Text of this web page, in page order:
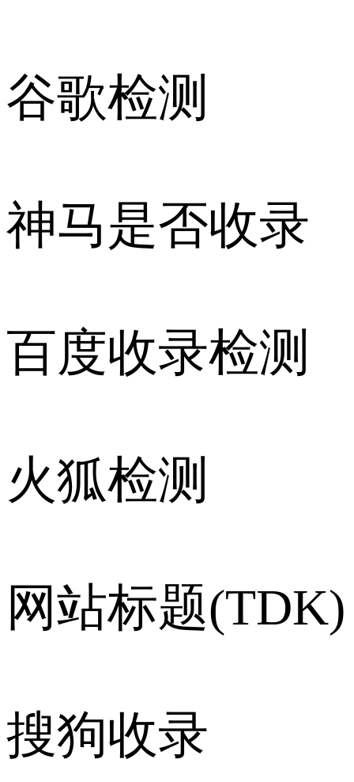
谷歌检测
神马是否收录
百度收录检测
火狐检测
网站标题(TDK)
搜狗收录